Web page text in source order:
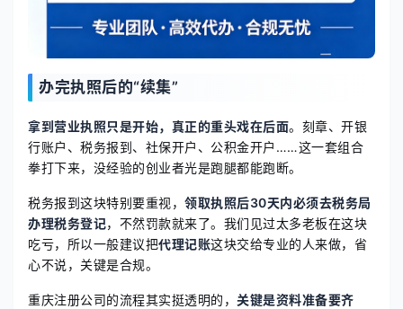
办完执照后的“续集”
拿到营业执照只是开始，真正的重头戏在后面。刻章、开银
行账户、税务报到、社保开户、公积金开户……这一套组合
拳打下来，没经验的创业者光是跑腿都能跑断。
税务报到这块特别要重视， 领取执照后30天内必须去税务局
办理税务登记，不然罚款就来了。我们见过太多老板在这块
吃亏，所以一般建议把代理记账这块交给专业的人来做，省
心不说，关键是合规。
重庆注册公司的流程其实挺透明的， 关键是资料准备要齐